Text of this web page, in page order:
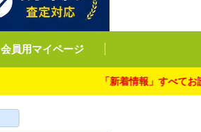
会員用マイページ
「新着情報」すべてお読み下さ